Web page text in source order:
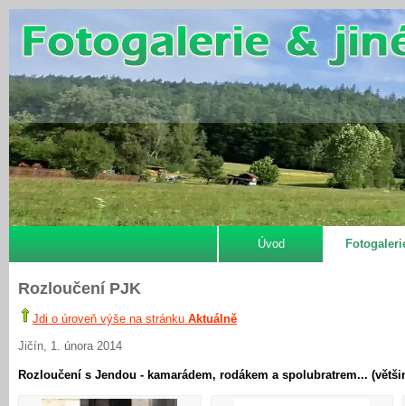
Úvod
Rozloučení PJK
Jdi o úroveň výše na stránku Aktuálně
Jičín, 1. února 2014
Rozloučení s Jendou - kamarádem, rodákem a spolubratrem...